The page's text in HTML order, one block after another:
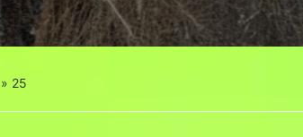
» 25